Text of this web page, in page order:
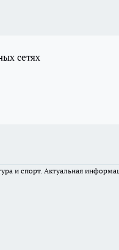
сетях
и спорт. Актуальная